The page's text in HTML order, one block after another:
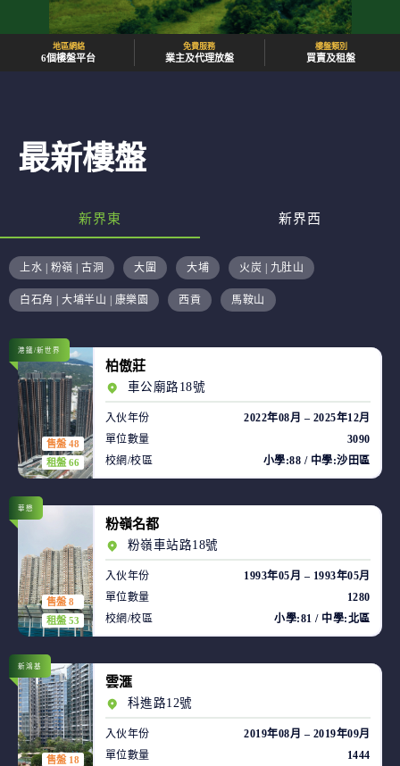
地區網絡
6個樓盤平台
免費服務
業主及代理放盤
樓盤類別
買賣及租盤
最新樓盤
新界東 新界西
上水 | 粉嶺 | 古洞 大圍 大埔 火炭 | 九肚山
白石角 | 大埔半山 | 康樂園 西貢 馬鞍山
售盤 48
租盤 66
港鐵/新世界
柏傲莊
車公廟路18號
入伙年份
2022年08月 – 2025年12月
單位數量
3090
校網/校區
小學:88 / 中學:沙田區
售盤 8
租盤 53
華懋
粉嶺名都
粉嶺車站路18號
入伙年份
1993年05月 – 1993年05月
單位數量
1280
校網/校區
小學:81 / 中學:北區
售盤 18
新鴻基
雲滙
科進路12號
入伙年份
2019年08月 – 2019年09月
單位數量
1444